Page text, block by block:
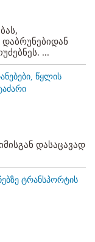
...
წყლის
დასაცავად
ტრანსპორტის